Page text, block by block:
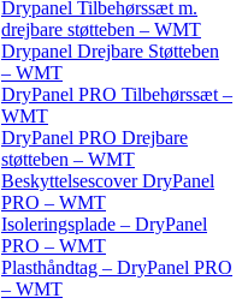
Drypanel Tilbehørssæt m.
drejbare støtteben – WMT
Drypanel Drejbare Støtteben
– WMT
DryPanel PRO Tilbehørssæt –
WMT
DryPanel PRO Drejbare
støtteben – WMT
Beskyttelsescover DryPanel
PRO – WMT
Isoleringsplade – DryPanel
PRO – WMT
Plasthåndtag – DryPanel PRO
– WMT